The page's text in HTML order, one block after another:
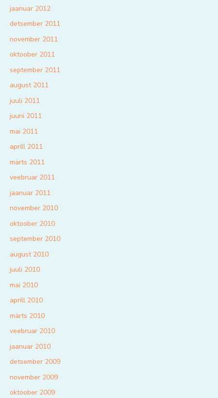
jaanuar 2012
detsember 2011
november 2011
oktoober 2011
september 2011
august 2011
juuli 2011
juuni 2011
mai 2011
aprill 2011
märts 2011
veebruar 2011
jaanuar 2011
november 2010
oktoober 2010
september 2010
august 2010
juuli 2010
mai 2010
aprill 2010
märts 2010
veebruar 2010
jaanuar 2010
detsember 2009
november 2009
oktoober 2009